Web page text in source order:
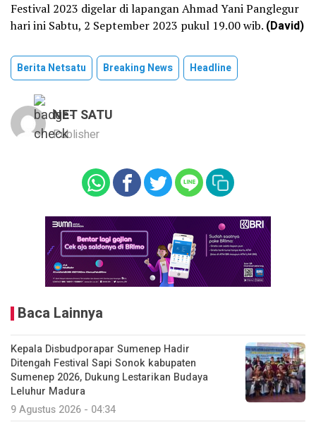
Festival 2023 digelar di lapangan Ahmad Yani Panglegur
hari ini Sabtu, 2 September 2023 pukul 19.00 wib. (David)
Berita Netsatu Breaking News Headline
NET SATU
Publisher
Baca Lainnya
Kepala Disbudporapar Sumenep Hadir
Ditengah Festival Sapi Sonok kabupaten
Sumenep 2026, Dukung Lestarikan Budaya
Leluhur Madura
9 Agustus 2026 - 04:34